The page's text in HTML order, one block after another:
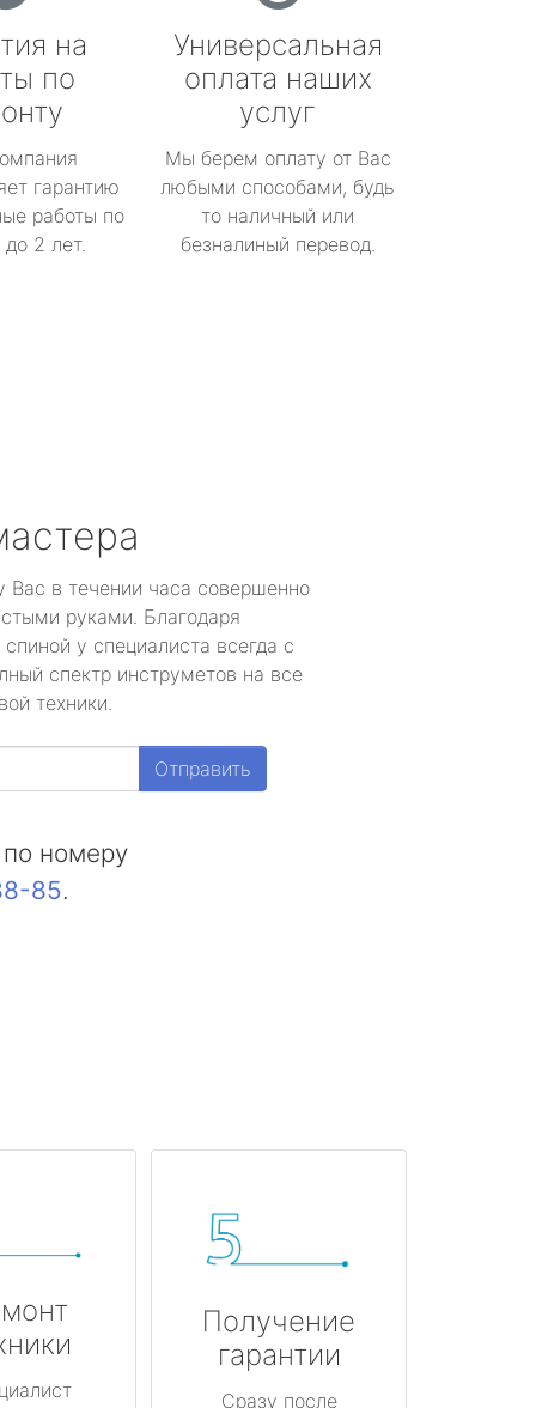
на
по
гарантию
работы по
2 лет.
Универсальная
оплата наших
услуг
Мы берем оплату от Вас
любыми способами, будь
то наличный или
безналиный перевод.
Вас в течении часа совершенно
руками. Благодаря
у специалиста всегда с
спектр инструметов на все
техники.
Отправить
номеру
85.
Получение
гарантии
Сразу после